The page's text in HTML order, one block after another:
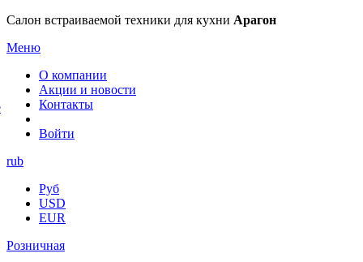
Салон встраиваемой техники для кухни Арагон
Меню
О компании
Акции и новости
Контакты
Войти
rub
Руб
USD
EUR
Розничная